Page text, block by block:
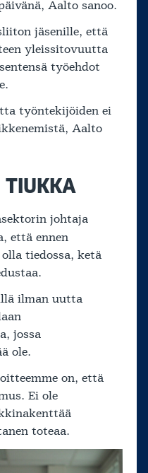
Aalto sanoo.
jäsenille, että
yleissitovuutta
työehdot
työntekijöiden ei
Aalto
johtaja
että ennen
tiedossa, ketä
ilman uutta
jossa
ole.
on, että
Ei ole
toteaa.